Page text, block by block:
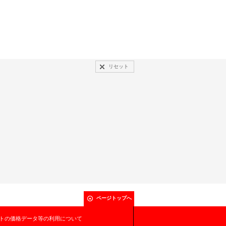
リセット
ページトップへ
の価格データ等の利用について